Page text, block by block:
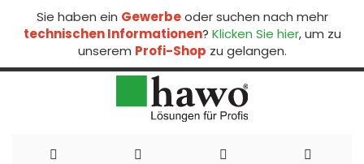
Sie haben ein Gewerbeoder suchen nach mehr
technischen Informationen? Klicken Sie hier, um zu
unserem Profi-Shop zu gelangen.